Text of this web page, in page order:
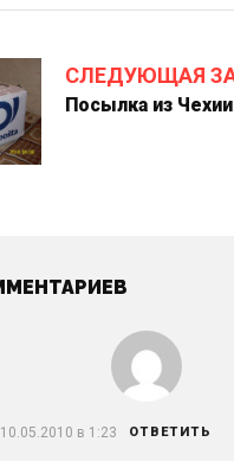
СЛЕДУЮЩАЯ
Посылка из
10.05.2010 в 1:23 ОТВЕТИТЬ